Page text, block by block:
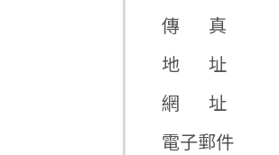
傳 真
地 址
網 址
電子郵件